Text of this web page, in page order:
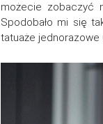
możecie zobaczyć
Spodobało mi się
tatuaże jednorazowe